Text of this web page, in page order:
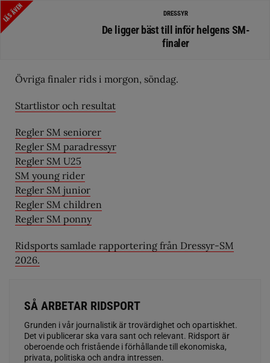
LÄS ÄVEN DRESSYR
De ligger bäst till inför helgens SM-
finaler
Övriga finaler rids i morgon, söndag.
Startlistor och resultat
Regler SM seniorer
Regler SM paradressyr
Regler SM U25
SM young rider
Regler SM junior
Regler SM children
Regler SM ponny
Ridsports samlade rapportering från Dressyr-SM
2026.
SÅ ARBETAR RIDSPORT
Grunden i vår journalistik är trovärdighet och opartiskhet.
Det vi publicerar ska vara sant och relevant. Ridsport är
oberoende och fristående i förhållande till ekonomiska,
privata, politiska och andra intressen.